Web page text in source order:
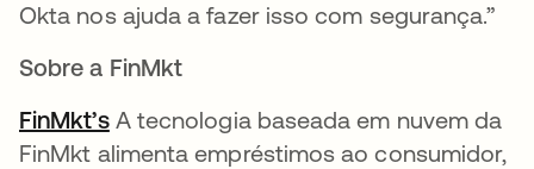
Okta nos ajuda a fazer isso com segurança.”
Sobre a FinMkt
FinMkt’sabre em uma nova guia
A tecnologia baseada em nuvem da
FinMkt alimenta empréstimos ao consumidor,